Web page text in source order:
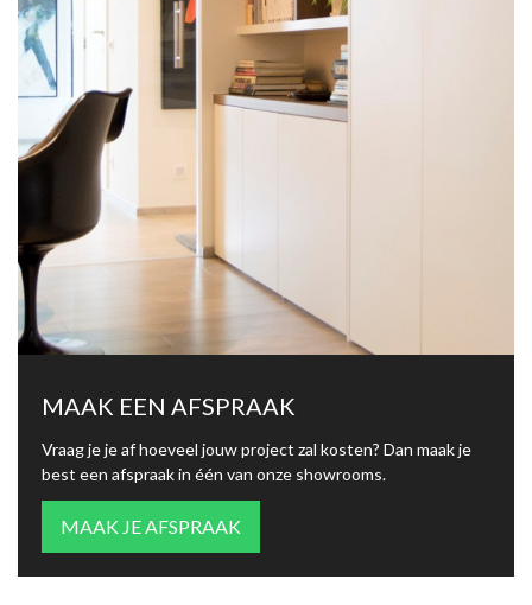
MAAK EEN AFSPRAAK
Vraag je je af hoeveel jouw project zal kosten? Dan maak je
best een afspraak in één van onze showrooms.
MAAK JE AFSPRAAK